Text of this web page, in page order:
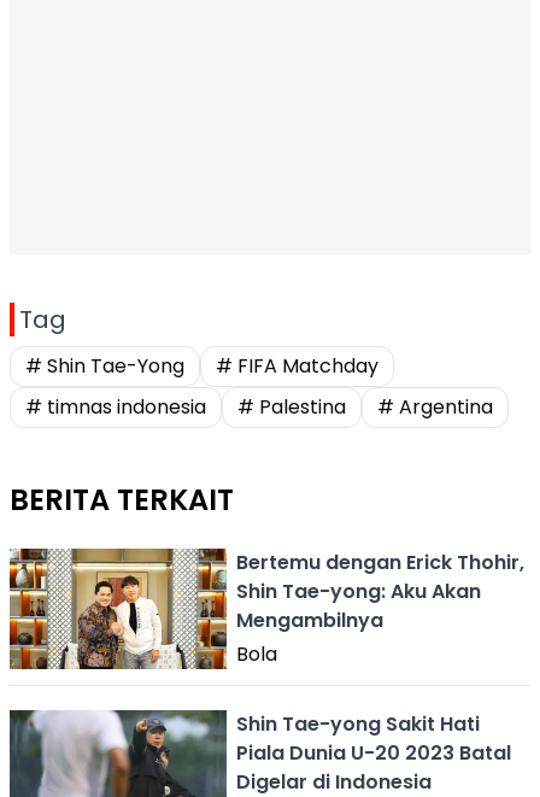
Tag
# Shin Tae-Yong
# FIFA Matchday
# timnas indonesia
# Palestina # Argentina
BERITA TERKAIT
Bertemu dengan Erick Thohir,
Shin Tae-yong: Aku Akan
Mengambilnya
Bola
Shin Tae-yong Sakit Hati
Piala Dunia U-20 2023 Batal
Digelar di Indonesia